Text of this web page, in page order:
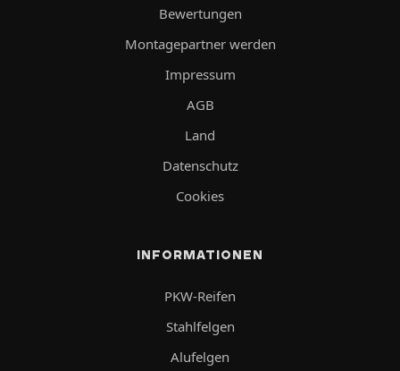
Bewertungen
Montagepartner werden
Impressum
AGB
Land
Datenschutz
Cookies
INFORMATIONEN
PKW-Reifen
Stahlfelgen
Alufelgen